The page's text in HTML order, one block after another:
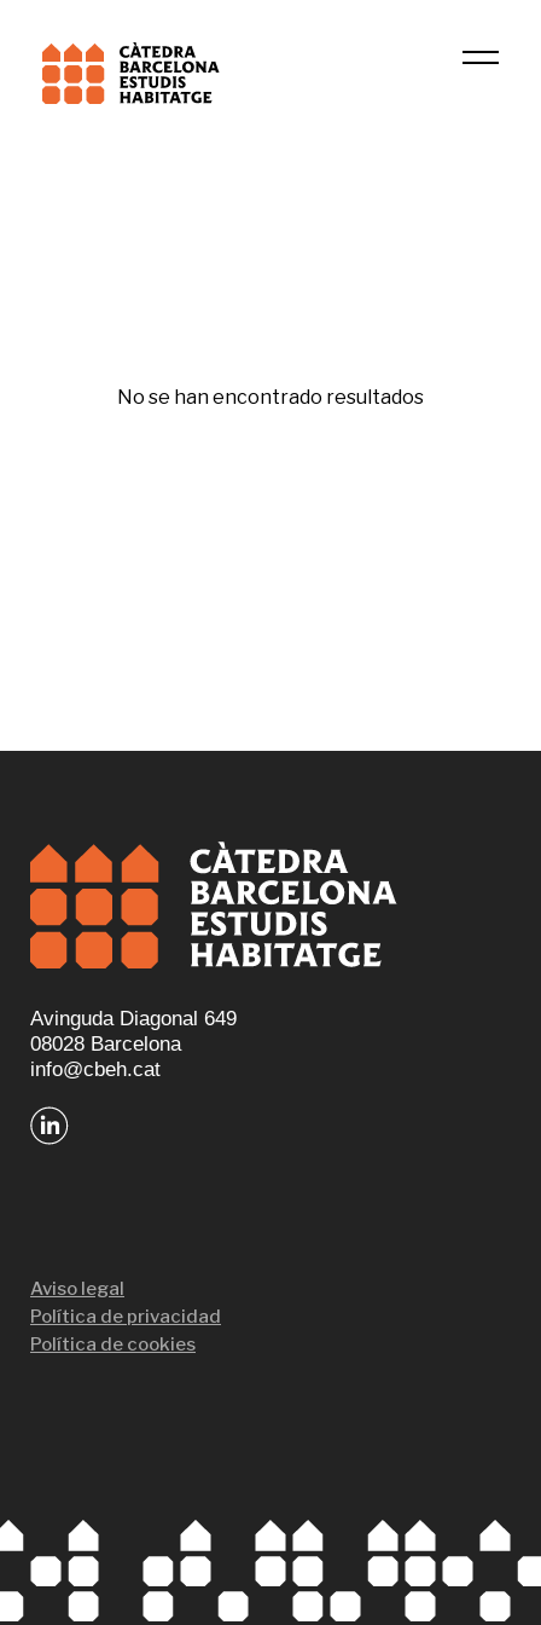
No se han encontrado resultados
Avinguda Diagonal 649
08028 Barcelona
info@cbeh.cat
Aviso legal
Política de privacidad
Política de cookies